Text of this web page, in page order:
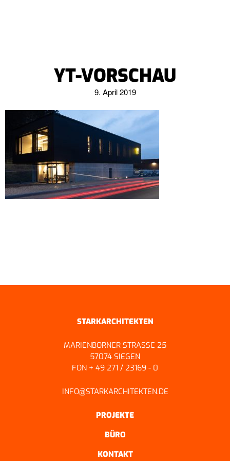
YT-VORSCHAU
9. April 2019
STARKARCHITEKTEN
MARIENBORNER STRASSE 25
57074 SIEGEN
FON + 49 271 / 23169 - 0
INFO@STARKARCHITEKTEN.DE
PROJEKTE
BÜRO
KONTAKT